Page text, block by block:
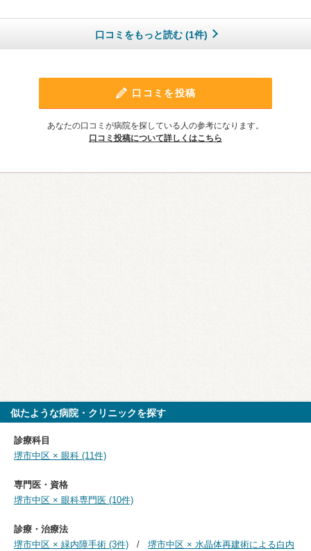
口コミをもっと読む (1件)
口コミを投稿
あなたの口コミが病院を探している人の参考になります。
口コミ投稿について詳しくはこちら
似たような病院・クリニックを探す
診療科目
堺市中区 × 眼科 (11件)
専門医・資格
堺市中区 × 眼科専門医 (10件)
診療・治療法
堺市中区 × 緑内障手術 (3件)
堺市中区 × 水晶体再建術による白内